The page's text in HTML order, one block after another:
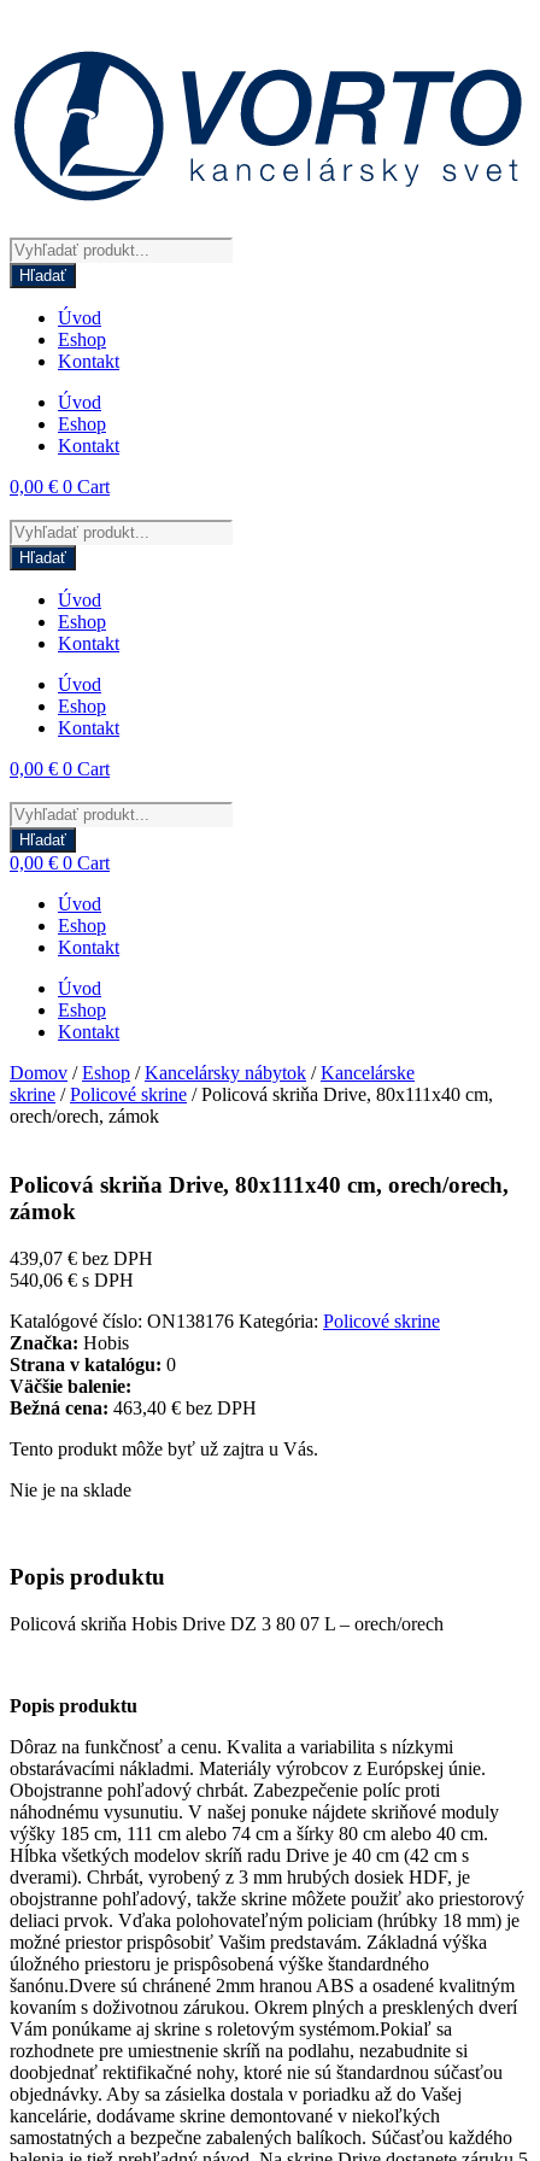
obsah
Products
search
Hľadať
Úvod
Eshop
Kontakt
Úvod
Eshop
Kontakt
0,00 € 0 Cart
Products
search
Hľadať
Úvod
Eshop
Kontakt
Úvod
Eshop
Kontakt
0,00 € 0 Cart
Products
search
Hľadať
0,00 € 0 Cart
Úvod
Eshop
Kontakt
Úvod
Eshop
Kontakt
Domov /Eshop /Kancelársky nábytok /Kancelárske
skrine /Policové skrine / Policová skriňa Drive, 80x111x40 cm,
orech/orech, zámok
Policová skriňa Drive, 80x111x40 cm, orech/orech,
zámok
439,07 € bez DPH
540,06 € s DPH
Katalógové číslo: ON138176 Kategória: Policové skrine
Značka: Hobis
Strana v katalógu: 0
Väčšie balenie:
Bežná cena: 463,40 € bez DPH
Tento produkt môže byť už zajtra u Vás.
Nie je na sklade
Popis produktu
Policová skriňa Hobis Drive DZ 3 80 07 L – orech/orech
Popis produktu
Dôraz na funkčnosť a cenu. Kvalita a variabilita s nízkymi
obstarávacími nákladmi. Materiály výrobcov z Európskej únie.
Obojstranne pohľadový chrbát. Zabezpečenie políc proti
náhodnému vysunutiu. V našej ponuke nájdete skriňové moduly
výšky 185 cm, 111 cm alebo 74 cm a šírky 80 cm alebo 40 cm.
Hĺbka všetkých modelov skríň radu Drive je 40 cm (42 cm s
dverami). Chrbát, vyrobený z 3 mm hrubých dosiek HDF, je
obojstranne pohľadový, takže skrine môžete použiť ako priestorový
deliaci prvok. Vďaka polohovateľným policiam (hrúbky 18 mm) je
možné priestor prispôsobiť Vašim predstavám. Základná výška
úložného priestoru je prispôsobená výške štandardného
šanónu.Dvere sú chránené 2mm hranou ABS a osadené kvalitným
kovaním s doživotnou zárukou. Okrem plných a presklených dverí
Vám ponúkame aj skrine s roletovým systémom.Pokiaľ sa
rozhodnete pre umiestnenie skríň na podlahu, nezabudnite si
doobjednať rektifikačné nohy, ktoré nie sú štandardnou súčasťou
objednávky. Aby sa zásielka dostala v poriadku až do Vašej
kancelárie, dodávame skrine demontované v niekoľkých
samostatných a bezpečne zabalených balíkoch. Súčasťou každého